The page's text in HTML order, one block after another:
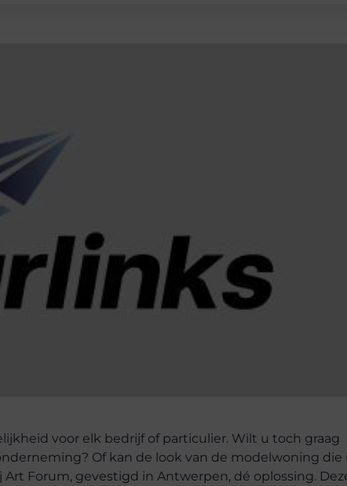
voor elk bedrijf of particulier. Wilt u toch graag
Of kan de look van de modelwoning die
Forum, gevestigd in Antwerpen, dé oplossing.